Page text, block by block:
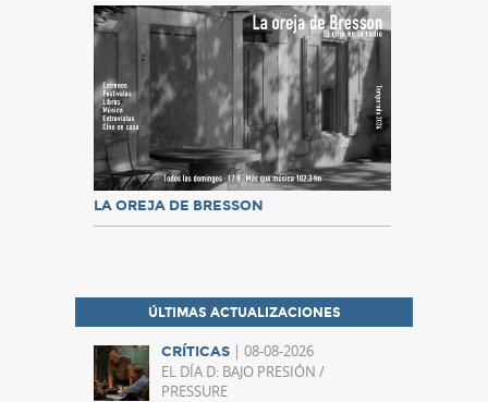
LA OREJA DE BRESSON
ÚLTIMAS ACTUALIZACIONES
CRÍTICAS | 08-08-2026
EL DÍA D: BAJO PRESIÓN /
PRESSURE